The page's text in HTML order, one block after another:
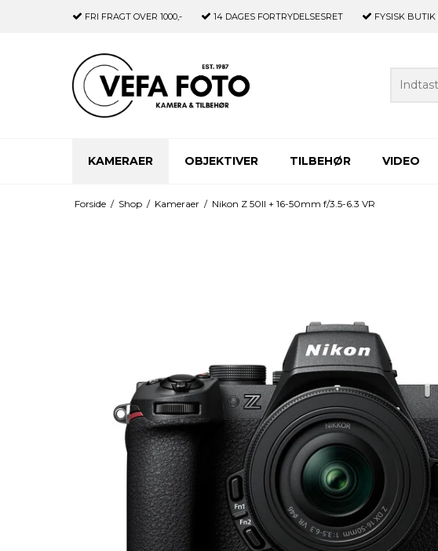
FRI FRAGT OVER 1000,- 14 DAGES FORTRYDELSESRET FYSISK BUTIK
KAMERAER OBJEKTIVER TILBEHØR VIDEO
Forside / Shop / Kameraer / Nikon Z 50II + 16-50mm f/3.5-6.3 VR